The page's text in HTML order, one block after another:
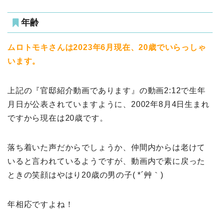
年齢
ムロトモキさんは2023年6月現在、20歳でいらっしゃ
います。
上記の『官邸紹介動画であります』の動画2:12で生年
月日が公表されていますように、2002年8月4日生まれ
ですから現在は20歳です。
落ち着いた声だからでしょうか、仲間内からは老けて
いると言われているようですが、動画内で素に戻った
ときの笑顔はやはり20歳の男の子( *´艸｀)
年相応ですよね！